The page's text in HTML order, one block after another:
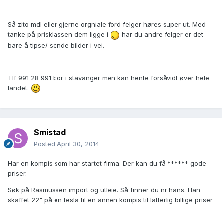
Så zito mdl eller gjerne orgniale ford felger høres super ut. Med
tanke på prisklassen dem ligge i
har du andre felger er det
bare å tipse/ sende bilder i vei.
Tlf 991 28 991 bor i stavanger men kan hente forsåvidt øver hele
landet.
Smistad
Posted April 30, 2014
Har en kompis som har startet firma. Der kan du få ****** gode
priser.
Søk på Rasmussen import og utleie. Så finner du nr hans. Han
skaffet 22" på en tesla til en annen kompis til latterlig billige priser